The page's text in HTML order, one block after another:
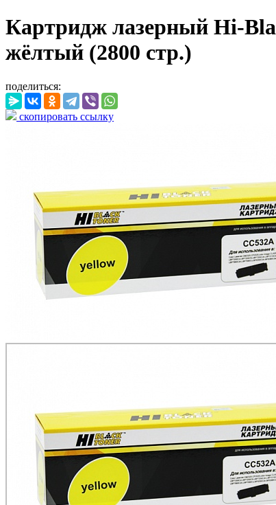
Картридж лазерный Hi-
жёлтый (2800 стр.)
поделиться:
скопировать ссылку